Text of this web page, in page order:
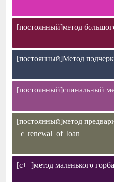
[постоянный]метод
[постоянный]Метод
[постоянный]спинальный
[постоянный]метод
_c_renewal_of_loan
[c++]метод маленького